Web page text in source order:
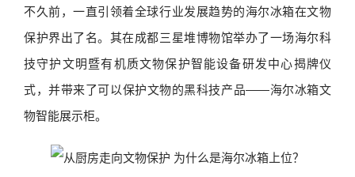
不久前，一直引领着全球行业发展趋势的海尔冰箱在文物
保护界出了名。其在成都三星堆博物馆举办了一场海尔科
技守护文明暨有机质文物保护智能设备研发中心揭牌仪
式，并带来了可以保护文物的黑科技产品——海尔冰箱文
物智能展示柜。